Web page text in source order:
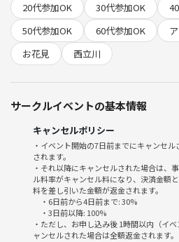
入園料450円各自負担
※電子決済可能です
【禁止事項】
主催者の指示に従わない
20代参加OK
30代参加OK
50代参加OK
60代参加OK
お花見
西立川
サークルイベントの基本情報
キャンセルポリシー
・イベント開始の7日前までにキャンセ
されます。
・それ以降にキャンセルされた場合は、
ル料率がキャンセル料になり、決済金額
料を差し引いた金額が返金されます。
・6日前から4日前まで: 30%
・3日前以降: 100%
・ただし、お申し込み後 1時間以内（イ
ャンセルされた場合は全額返金されます。